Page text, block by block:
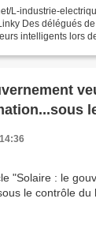
L-industrie-
Des délégués
intelligents lors